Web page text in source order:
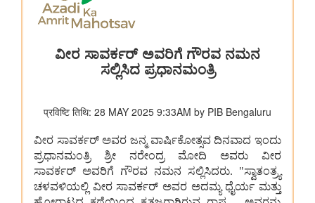
पैमाना: डेटा-आधारित इंफ्रास्ट्रक्चर गवर्नेंस को मज़बूत करना